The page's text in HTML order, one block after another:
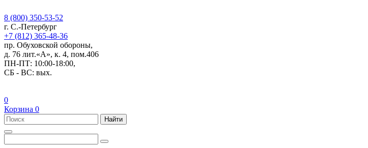
8 (800) 350-53-52
г. С.-Петербург
+7 (812) 365-48-36
пр. Обуховской обороны,
д. 76 лит.«А», к. 4, пом.406
ПН-ПТ: 10:00-18:00,
СБ - ВС: вых.
0
Корзина 0
Найти